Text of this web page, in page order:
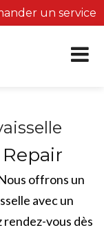
un service
offrons un
avec un
vous dès